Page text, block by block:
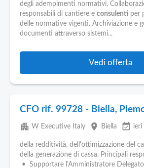
degli adempimenti normativi.
responsabili di cantiere e consulenti per
delle normative vigenti. Archiviazione e
documenti attraverso sistemi...
Vedi offerta
CFO rif. 99728 - Biella,
apartment W Executive Italy place Biella event_available ieri
della redditività, dell'ottimizzazione del
della generazione di cassa. Principali
• Supportare l'Amministratore Delegato